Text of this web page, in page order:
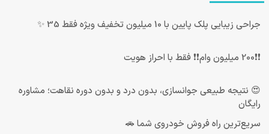
جراحی زیبایی پلک پایین با 10 میلیون تخفیف ویژه فقط 35 ✨
❗❗200 میلیون وام❗❗ فقط با احراز هویت
😍 نتیجه‌ طبیعی جوانسازی، بدون درد و بدون دوره نقاهت؛ مشاوره
رایگان
سریع‌ترین راه فروش خودروی شما 🚗